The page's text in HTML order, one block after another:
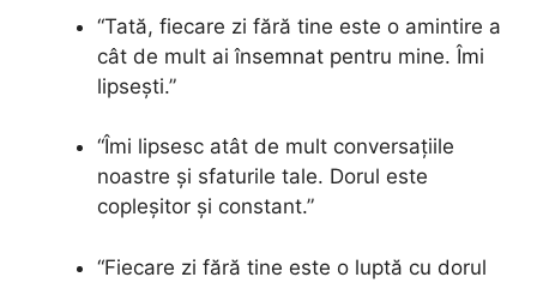
“Tată, fiecare zi fără tine este o amintire a
cât de mult ai însemnat pentru mine. Îmi
lipsești.”
“Îmi lipsesc atât de mult conversațiile
noastre și sfaturile tale. Dorul este
copleșitor și constant.”
“Fiecare zi fără tine este o luptă cu dorul